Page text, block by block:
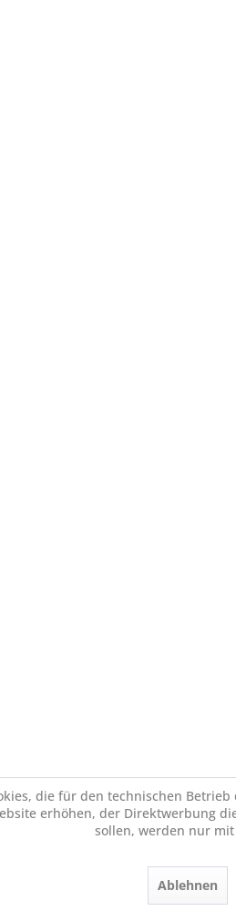
die für den technischen
erhöhen, der Direktwerbung
sollen, werden nur
Ablehnen